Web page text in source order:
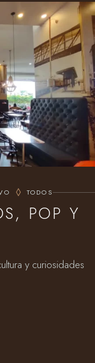
TODOS
POP Y
y curiosidades